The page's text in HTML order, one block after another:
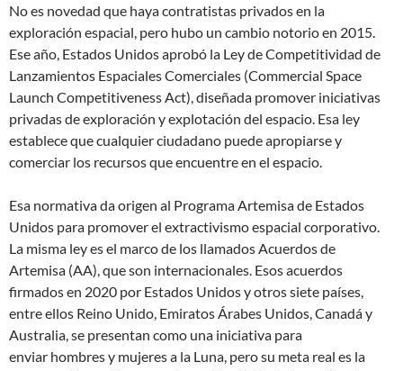
No es novedad que haya contratistas privados en la
exploración espacial, pero hubo un cambio notorio en 2015.
Ese año, Estados Unidos aprobó la Ley de Competitividad de
Lanzamientos Espaciales Comerciales (Commercial Space
Launch Competitiveness Act), diseñada promover iniciativas
privadas de exploración y explotación del espacio. Esa ley
establece que cualquier ciudadano puede apropiarse y
comerciar los recursos que encuentre en el espacio.
Esa normativa da origen al Programa Artemisa de Estados
Unidos para promover el extractivismo espacial corporativo.
La misma ley es el marco de los llamados Acuerdos de
Artemisa (AA), que son internacionales. Esos acuerdos
firmados en 2020 por Estados Unidos y otros siete países,
entre ellos Reino Unido, Emiratos Árabes Unidos, Canadá y
Australia, se presentan como una iniciativa para
enviar hombres y mujeresa la Luna, pero su meta real es la